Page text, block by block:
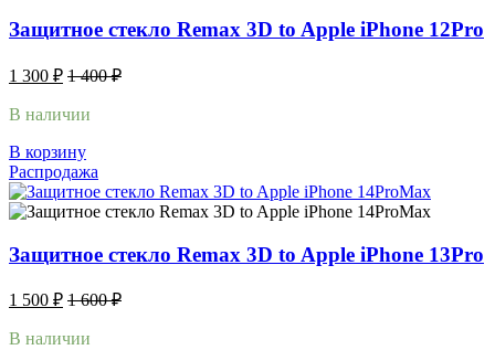
Защитное стекло Remax 3D to Apple iPhone 12Pro
1 300 ₽ 1 400₽
В наличии
В корзину
Распродажа
Защитное стекло Remax 3D to Apple iPhone 13Pro
1 500 ₽ 1 600₽
В наличии